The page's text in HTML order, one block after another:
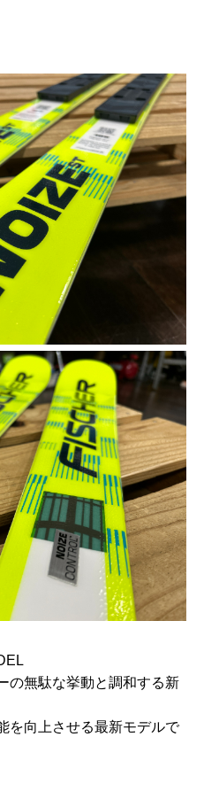
無駄な挙動と調和する新
を向上させる最新モデルで